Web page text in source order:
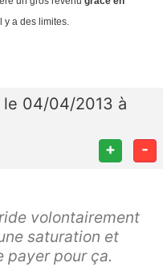
y a des limites.
le 04/04/2013 à
+ -
volontairement
saturation et
payer pour ça.